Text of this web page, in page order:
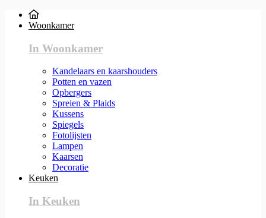
Woonkamer
In Woonkamer
Kandelaars en kaarshouders
Potten en vazen
Opbergers
Spreien & Plaids
Kussens
Spiegels
Fotolijsten
Lampen
Kaarsen
Decoratie
Keuken
In Keuken